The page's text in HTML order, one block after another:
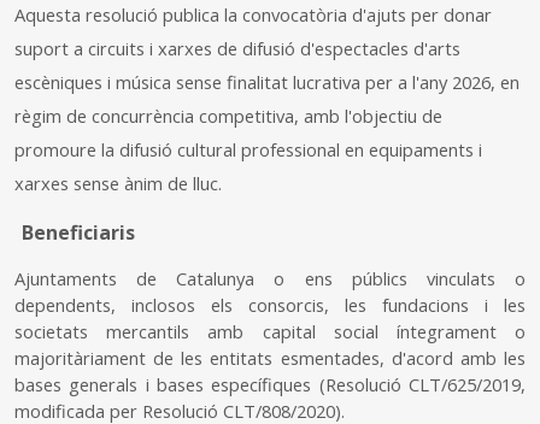
Aquesta resolució publica la convocatòria d'ajuts per donar
suport a circuits i xarxes de difusió d'espectacles d'arts
escèniques i música sense finalitat lucrativa per a l'any 2026, en
règim de concurrència competitiva, amb l'objectiu de
promoure la difusió cultural professional en equipaments i
xarxes sense ànim de lluc.
Beneficiaris
Ajuntaments de Catalunya o ens públics vinculats o
dependents, inclosos els consorcis, les fundacions i les
societats mercantils amb capital social íntegrament o
majoritàriament de les entitats esmentades, d'acord amb les
bases generals i bases específiques (Resolució CLT/625/2019,
modificada per Resolució CLT/808/2020).